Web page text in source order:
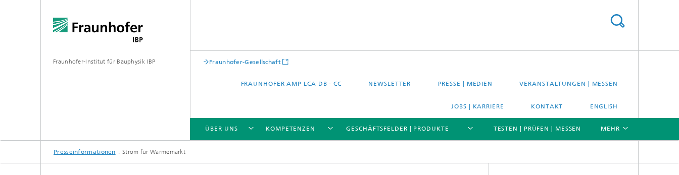
Fraunhofer-Institut für Bauphysik IBP Fraunhofer-Gesellschaft
FRAUNHOFER AMP LCA DB - CC NEWSLETTER PRESSE | MEDIEN VERANSTALTUNGEN | MESSEN
JOBS | KARRIERE KONTAKT ENGLISH
ÜBER UNS
ÜBER UNS
KOMPETENZEN
KOMPETENZEN
GESCHÄFTSFELDER | PRODUKTE
GESCHÄFTSFELDER | PRODUKTE
TESTEN | PRÜFEN | MESSEN MEHR
Presseinformationen Strom für Wärmemarkt